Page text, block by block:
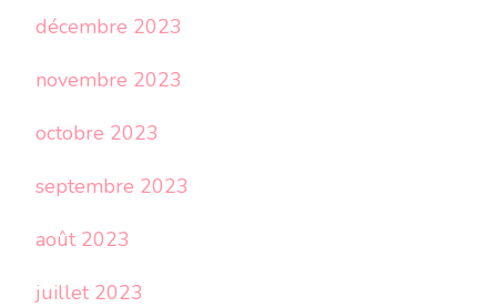
décembre 2023
novembre 2023
octobre 2023
septembre 2023
août 2023
juillet 2023